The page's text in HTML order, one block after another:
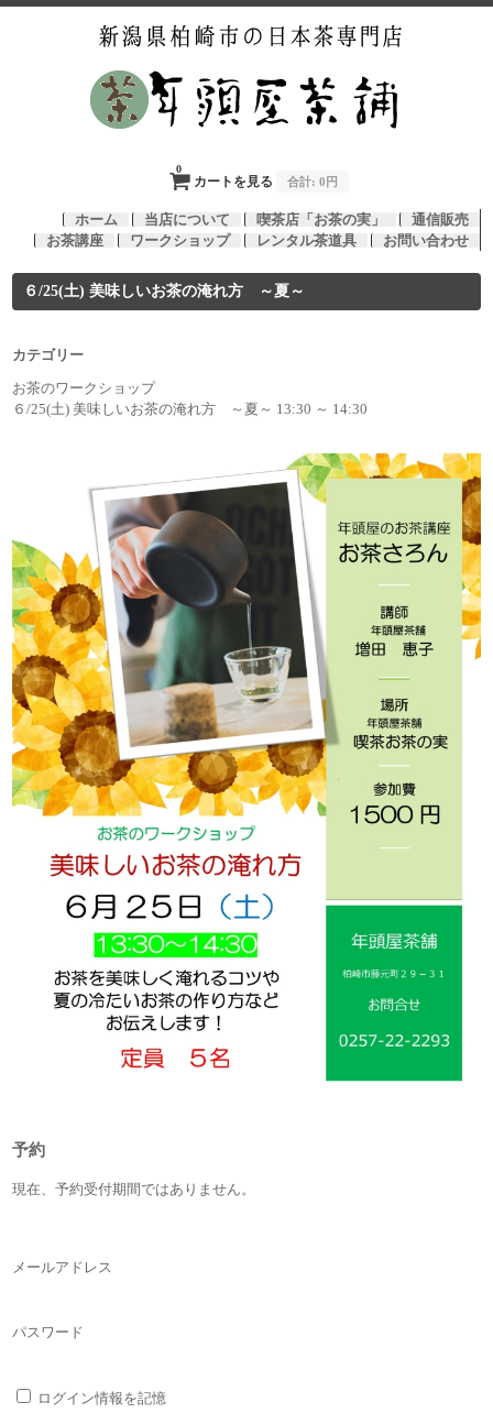
カートを見る
0
合計: 0円
ホーム 当店について 喫茶店「お茶の実」
通信販売
お茶講座
ワークショップ レンタル茶道具 お問い合わせ
６/25(土) 美味しいお茶の淹れ方 ～夏～
カテゴリー
お茶のワークショップ
６/25(土) 美味しいお茶の淹れ方 ～夏～ 13:30 ～ 14:30
予約
現在、予約受付期間ではありません。
メールアドレス
パスワード
ログイン情報を記憶